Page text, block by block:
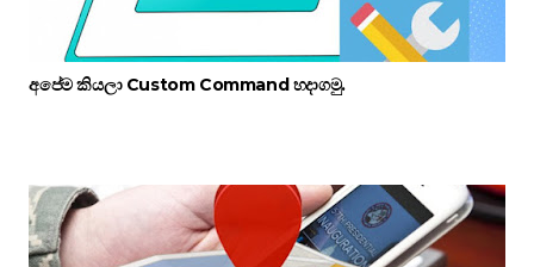
අපේම කියලා Custom Command හදාගමු.